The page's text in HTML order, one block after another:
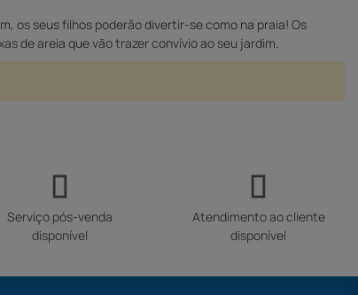
os seus filhos poderão divertir-se como na praia! Os
de areia que vão trazer convívio ao seu jardim.
Serviço pós-venda
disponível
Atendimento ao cliente
disponível